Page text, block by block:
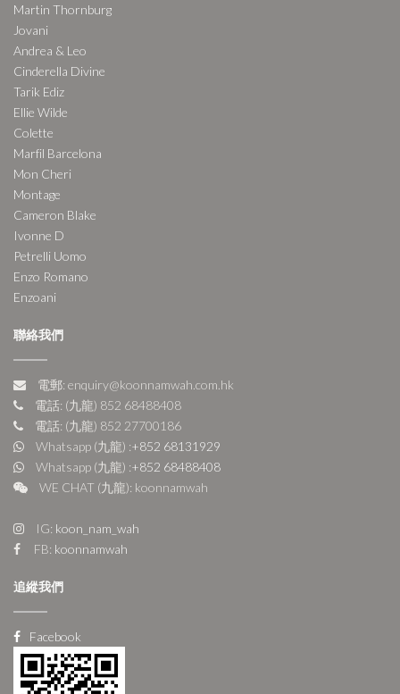
Martin Thornburg
Jovani
Andrea & Leo
Cinderella Divine
Tarik Ediz
Ellie Wilde
Colette
Marfil Barcelona
Mon Cheri
Montage
Cameron Blake
Ivonne D
Petrelli Uomo
Enzo Romano
Enzoani
聯絡我們
電郵: enquiry@koonnamwah.com.hk
電話: (九龍) 852 68488408
電話: (九龍) 852 27700186
Whatsapp (九龍) :+852 68131929
Whatsapp (九龍) :+852 68488408
WE CHAT (九龍): koonnamwah
IG: koon_nam_wah
FB: koonnamwah
追縱我們
Facebook